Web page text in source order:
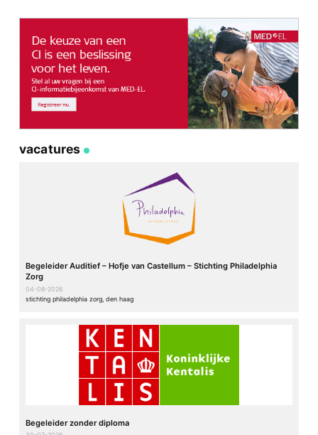
vacatures
Begeleider Auditief – Hofje van Castellum – Stichting Philadelphia
Zorg
04-08-2026
stichting philadelphia zorg, den haag
Begeleider zonder diploma